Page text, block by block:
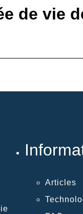
de vie
Articles